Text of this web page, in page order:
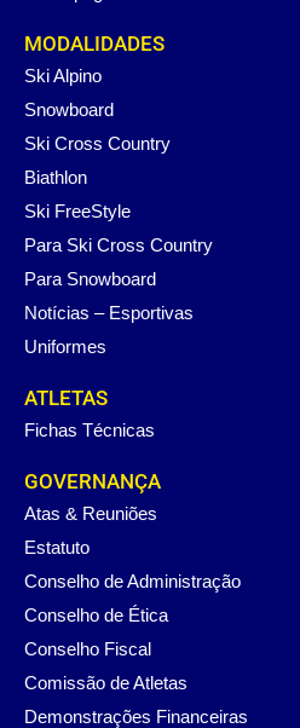
MODALIDADES
Ski Alpino
Snowboard
Ski Cross Country
Biathlon
Ski FreeStyle
Para Ski Cross Country
Para Snowboard
Notícias – Esportivas
Uniformes
ATLETAS
Fichas Técnicas
GOVERNANÇA
Atas & Reuniões
Estatuto
Conselho de Administração
Conselho de Ética
Conselho Fiscal
Comissão de Atletas
Demonstrações Financeiras